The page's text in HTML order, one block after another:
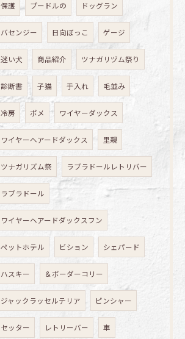
保護 プードルの ドッグラン
バセンジー 日向ぼっこ ゲージ
迷い犬 商品紹介 ツナガリヅム祭り
診断書 子猫 手入れ 毛並み
冷房 ポメ ワイヤーダックス
ワイヤーヘアードダックス 里親
ツナガリズム祭 ラブラドールレトリバー
ラブラドール
ワイヤーヘアードダックスフン
ペットホテル ビション シェパード
ハスキー ＆ボーダーコリー
ジャックラッセルテリア ピンシャー
セッター レトリーバー 車